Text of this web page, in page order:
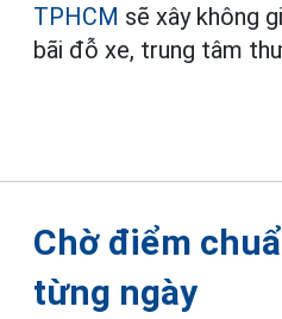
TPHCM sẽ xây không
bãi đỗ xe, trung tâm
Chờ điểm
từng ngày